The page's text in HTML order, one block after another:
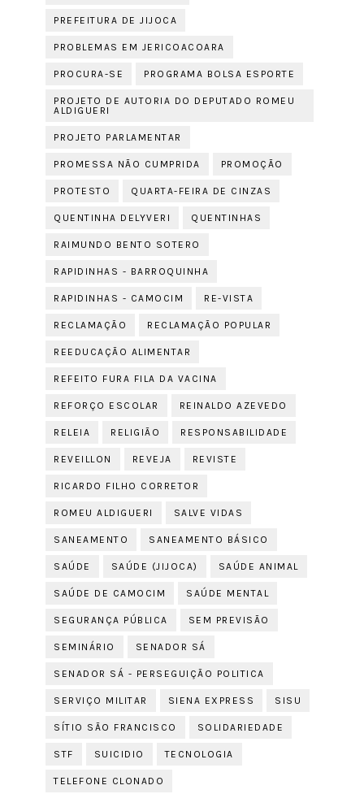
PREFEITURA DE JIJOCA
PROBLEMAS EM JERICOACOARA
PROCURA-SE PROGRAMA BOLSA ESPORTE
PROJETO DE AUTORIA DO DEPUTADO ROMEU
ALDIGUERI
PROJETO PARLAMENTAR
PROMESSA NÃO CUMPRIDA PROMOÇÃO
PROTESTO QUARTA-FEIRA DE CINZAS
QUENTINHA DELYVERI QUENTINHAS
RAIMUNDO BENTO SOTERO
RAPIDINHAS - BARROQUINHA
RAPIDINHAS - CAMOCIM RE-VISTA
RECLAMAÇÃO RECLAMAÇÃO POPULAR
REEDUCAÇÃO ALIMENTAR
REFEITO FURA FILA DA VACINA
REFORÇO ESCOLAR REINALDO AZEVEDO
RELEIA RELIGIÃO RESPONSABILIDADE
REVEILLON REVEJA REVISTE
RICARDO FILHO CORRETOR
ROMEU ALDIGUERI SALVE VIDAS
SANEAMENTO SANEAMENTO BÁSICO
SAÚDE SAÚDE (JIJOCA) SAÚDE ANIMAL
SAÚDE DE CAMOCIM SAÚDE MENTAL
SEGURANÇA PÚBLICA SEM PREVISÃO
SEMINÁRIO SENADOR SÁ
SENADOR SÁ - PERSEGUIÇÃO POLITICA
SERVIÇO MILITAR SIENA EXPRESS SISU
SÍTIO SÃO FRANCISCO SOLIDARIEDADE
STF SUICIDIO TECNOLOGIA
TELEFONE CLONADO